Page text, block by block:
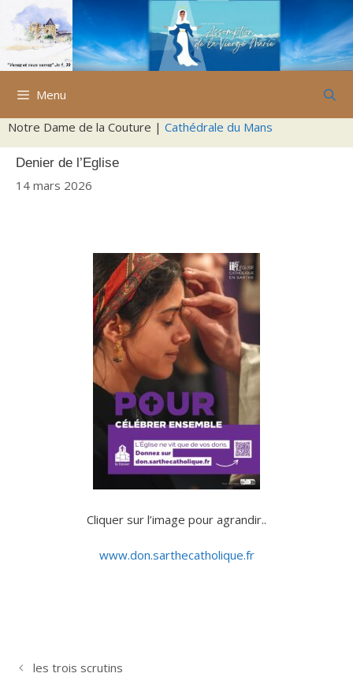
Aller
contenu
Menu
Notre Dame de la Couture | Cathédrale du Mans
Denier de l’Eglise
14 mars 2026
Cliquer sur l’image pour agrandir..
www.don.sarthecatholique.fr
les trois scrutins